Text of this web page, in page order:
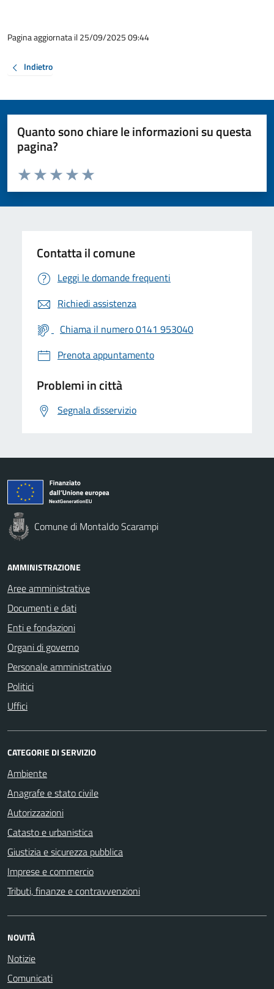
Pagina aggiornata il 25/09/2025 09:44
Indietro
Quanto sono chiare le informazioni su questa
pagina?
Valuta da 1 a 5 stelle la pagina
Valuta 5 stelle su 5
Valuta 4 stelle su 5
Valuta 3 stelle su 5
Valuta 2 stelle su 5
Valuta 1 stelle su 5
Contatta il comune
Leggi le domande frequenti
Richiedi assistenza
Chiama il numero 0141 953040
Prenota appuntamento
Problemi in città
Segnala disservizio
Comune di Montaldo Scarampi
AMMINISTRAZIONE
Aree amministrative
Documenti e dati
Enti e fondazioni
Organi di governo
Personale amministrativo
Politici
Uffici
CATEGORIE DI SERVIZIO
Ambiente
Anagrafe e stato civile
Autorizzazioni
Catasto e urbanistica
Giustizia e sicurezza pubblica
Imprese e commercio
Tributi, finanze e contravvenzioni
NOVITÀ
Notizie
Comunicati